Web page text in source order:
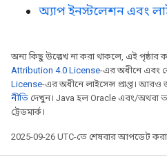
অ্যাপ ইনস্টলেশন এবং
অন্য কিছু উল্লেখ না করা থাকলে, এই পৃষ্ঠার
Attribution 4.0 License-এর অধীনে এবং
License-এর অধীনে লাইসেন্স প্রাপ্ত। আরও
নীতি দেখুন। Java হল Oracle এবং/অথবা
ট্রেডমার্ক।
2025-09-26 UTC-তে শেষবার আপডেট করা